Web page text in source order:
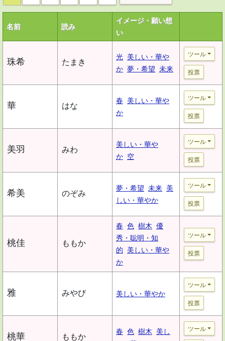
名前 読み
イメージ・願い想
い
珠希 たまき
光 美しい・華や
か 夢・希望 未来
ツール
投票
華 はな
春
美しい・華や
か
ツール
投票
美羽 みわ
美しい・華や
か 空
ツール
投票
希美 のぞみ
夢・希望 未来 美
しい・華やか
ツール
投票
桃佳 ももか
春 色 樹木 優
秀・聡明・知
的
美しい・華や
か
ツール
投票
雅 みやび 美しい・華やか
ツール
投票
桃華 ももか
春 色 樹木
美し
ツール